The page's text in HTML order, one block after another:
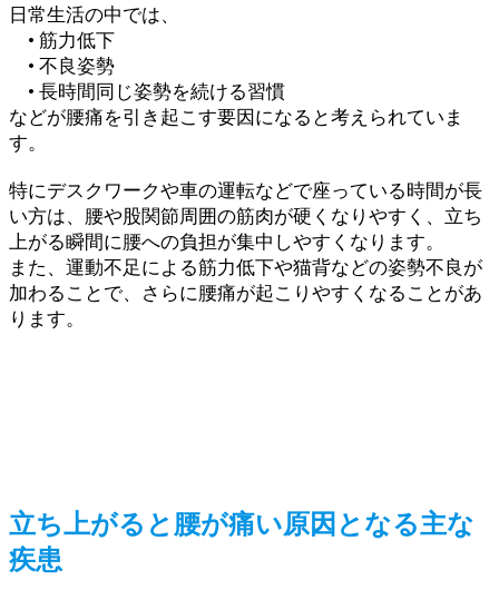
日常生活の中では、
• 筋力低下
• 不良姿勢
• 長時間同じ姿勢を続ける習慣
などが腰痛を引き起こす要因になると考えられていま
す。
特にデスクワークや車の運転などで座っている時間が長
い方は、腰や股関節周囲の筋肉が硬くなりやすく、立ち
上がる瞬間に腰への負担が集中しやすくなります。
また、運動不足による筋力低下や猫背などの姿勢不良が
加わることで、さらに腰痛が起こりやすくなることがあ
ります。
立ち上がると腰が痛い原因となる主な
疾患